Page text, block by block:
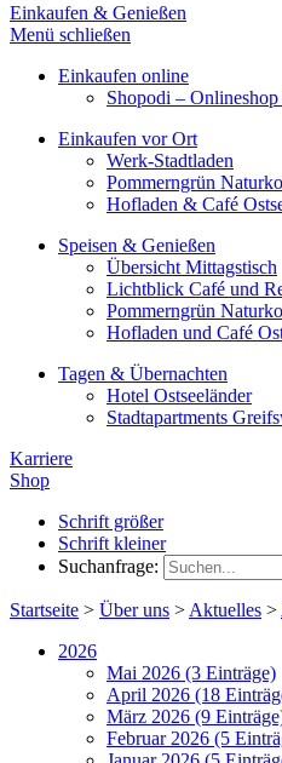
Einkaufen & Genießen
Menü schließen
Einkaufen online
Shopodi –
Einkaufen vor Ort
Werk-Stadtladen
Pommerngrün
Hofladen & Café
Speisen & Genießen
Übersicht Mittagstisch
Lichtblick Café und
Pommerngrün
Hofladen und Café
Tagen & Übernachten
Hotel Ostseeländer
Stadtapartments
Karriere
Shop
Schrift größer
Schrift kleiner
Suchanfrage:
Startseite > Über uns > Aktuelles >
2026
Mai 2026 (3 Einträge)
April 2026 (18
März 2026 (9
Februar 2026 (5